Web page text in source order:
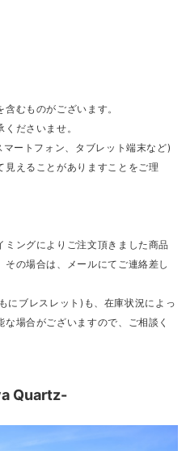
むものがございます。
ださいませ。
ートフォン、タブレット端末など)
えることがありますことをご理
ングによりご注文頂きました商品
の場合は、メールにてご連絡差し
にブレスレット)も、在庫状況によっ
場合がございますので、ご相談く
Quartz-